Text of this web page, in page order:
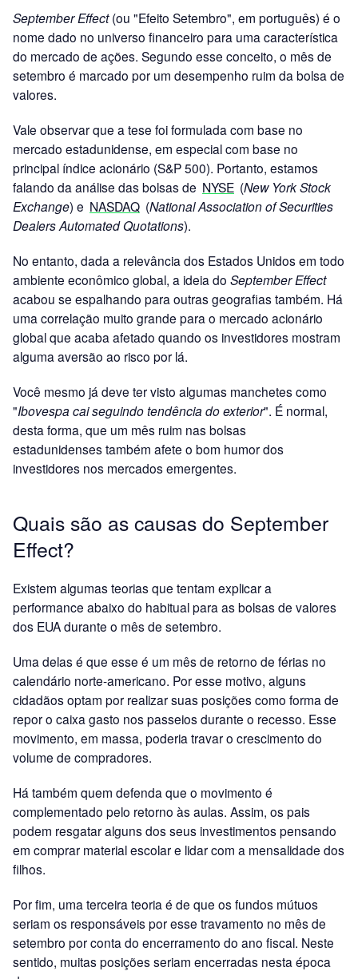
September Effect(ou "Efeito Setembro", em português) é o
nome dado no universo financeiro para uma característica
do mercado de ações. Segundo esse conceito, o mês de
setembro é marcado por um desempenho ruim da bolsa de
valores.
Vale observar que a tese foi formulada com base no
mercado estadunidense, em especial com base no
principal índice acionário (S&P 500). Portanto, estamos
falando da análise das bolsas de NYSE (New York Stock
Exchange) e NASDAQ (National Association of Securities
Dealers Automated Quotations).
No entanto, dada a relevância dos Estados Unidos em todo
ambiente econômico global, a ideia do September Effect
acabou se espalhando para outras geografias também. Há
uma correlação muito grande para o mercado acionário
global que acaba afetado quando os investidores mostram
alguma aversão ao risco por lá.
Você mesmo já deve ter visto algumas manchetes como
"Ibovespa cai seguindo tendência do exterior". É normal,
desta forma, que um mês ruim nas bolsas
estadunidenses também afete o bom humor dos
investidores nos mercados emergentes.
Quais são as causas do September
Effect?
Existem algumas teorias que tentam explicar a
performance abaixo do habitual para as bolsas de valores
dos EUA durante o mês de setembro.
Uma delas é que esse é um mês de retorno de férias no
calendário norte-americano. Por esse motivo, alguns
cidadãos optam por realizar suas posições como forma de
repor o caixa gasto nos passeios durante o recesso. Esse
movimento, em massa, poderia travar o crescimento do
volume de compradores.
Há também quem defenda que o movimento é
complementado pelo retorno às aulas. Assim, os pais
podem resgatar alguns dos seus investimentos pensando
em comprar material escolar e lidar com a mensalidade dos
filhos.
Por fim, uma terceira teoria é de que os fundos mútuos
seriam os responsáveis por esse travamento no mês de
setembro por conta do encerramento do ano fiscal. Neste
sentido, muitas posições seriam encerradas nesta época